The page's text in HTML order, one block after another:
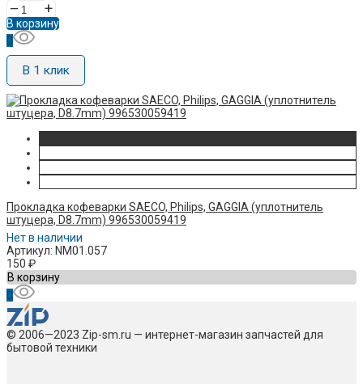
– +
В корзину
В 1 клик
Прокладка кофеварки SAECO, Philips, GAGGIA (уплотнитель
штуцера, D8.7mm) 996530059419
Нет в наличии
Артикул: NM01.057
150 ₽
В корзину
© 2006—2023 Zip-sm.ru — интернет-магазин запчастей для
бытовой техники